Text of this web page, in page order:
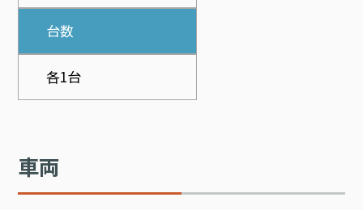
台数
各1台
車両